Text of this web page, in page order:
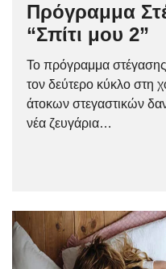
Πρόγραμμα
“Σπίτι μου 2”
Το πρόγραμμα
τον δεύτερο κύκλο στη
άτοκων στεγαστικών
νέα ζευγάρια…